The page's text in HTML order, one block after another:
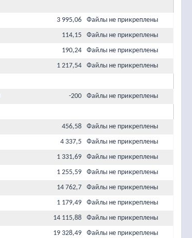
3 995,06
Файлы не прикреплены
114,15
Файлы не прикреплены
190,24
Файлы не прикреплены
1 217,54 Файлы не прикреплены
-200 Файлы не прикреплены
456,58
Файлы не прикреплены
4 337,5
Файлы не прикреплены
1 331,69
Файлы не прикреплены
1 255,59
Файлы не прикреплены
14 762,7
Файлы не прикреплены
1 179,49
Файлы не прикреплены
14 115,88
Файлы не прикреплены
19 328,49 Файлы не прикреплены